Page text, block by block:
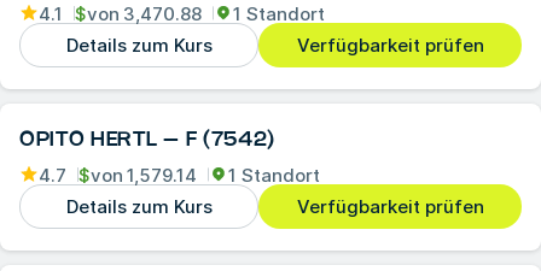
4.1 $von 3,470.88
1 Standort
Details zum Kurs
Verfügbarkeit prüfen
OPITO HERTL – F (7542)
4.7 $von 1,579.14
1 Standort
Details zum Kurs
Verfügbarkeit prüfen